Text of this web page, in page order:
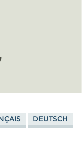
DEUTSCH